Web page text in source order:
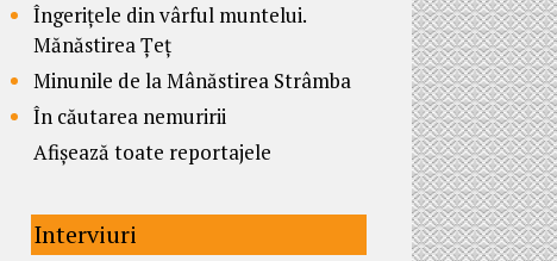
Îngerițele din vârful muntelui.
Mănăstirea Țeț
Minunile de la Mânăstirea Strâmba
În căutarea nemuririi
Afișează toate reportajele
Interviuri